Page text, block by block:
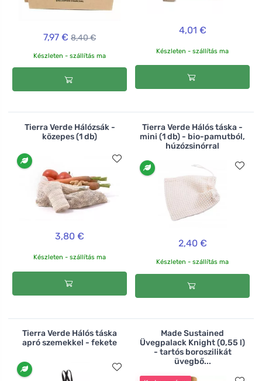
7,97 € 8,40 €
Készleten - szállítás ma
4,01 €
Készleten - szállítás ma
Tierra Verde Hálózsák -
közepes (1 db)
3,80 €
Készleten - szállítás ma
Tierra Verde Hálós táska -
mini (1 db) - bio-pamutból,
húzózsinórral
2,40 €
Készleten - szállítás ma
Tierra Verde Hálós táska
apró szemekkel - fekete
Made Sustained
Üvegpalack Knight (0,55 l)
- tartós boroszilikát
üvegbő...